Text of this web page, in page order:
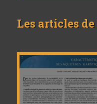
Les articles de